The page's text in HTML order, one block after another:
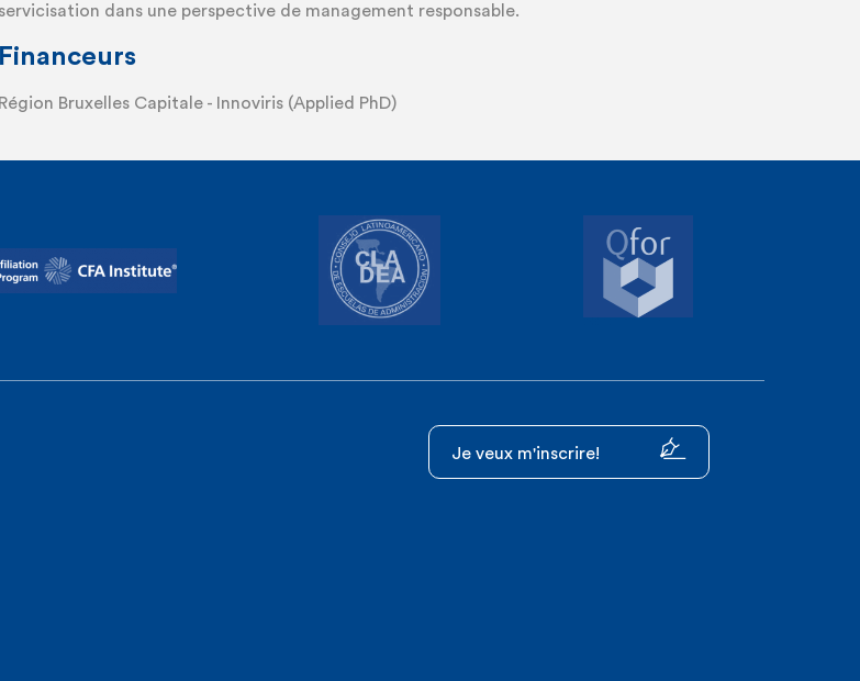
servicisation dans une perspective de management responsable.
Financeurs
Région Bruxelles Capitale - Innoviris (Applied PhD)
Je veux m'inscrire!